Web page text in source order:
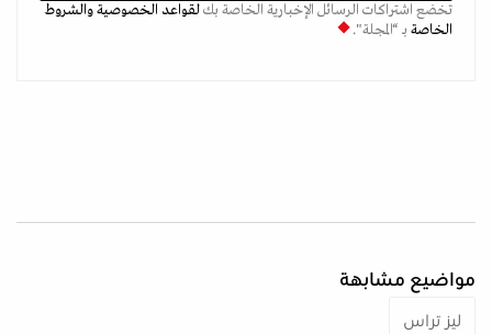
تخضع اشتراكات الرسائل الإخبارية الخاصة بكلقواعد الخصوصيةوالشروط
الخاصة بـ “المجلة".
مواضيع مشابهة
ليز تراس